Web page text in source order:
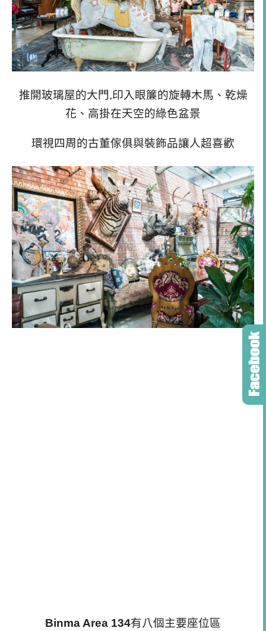
推開玻璃屋的大門,印入眼簾的旋轉木馬、乾燥
花、高掛在天空的綠色盆景
環視四周的古董傢俱與裝飾品讓人超喜歡
Binma Area 134有八個主要座位區